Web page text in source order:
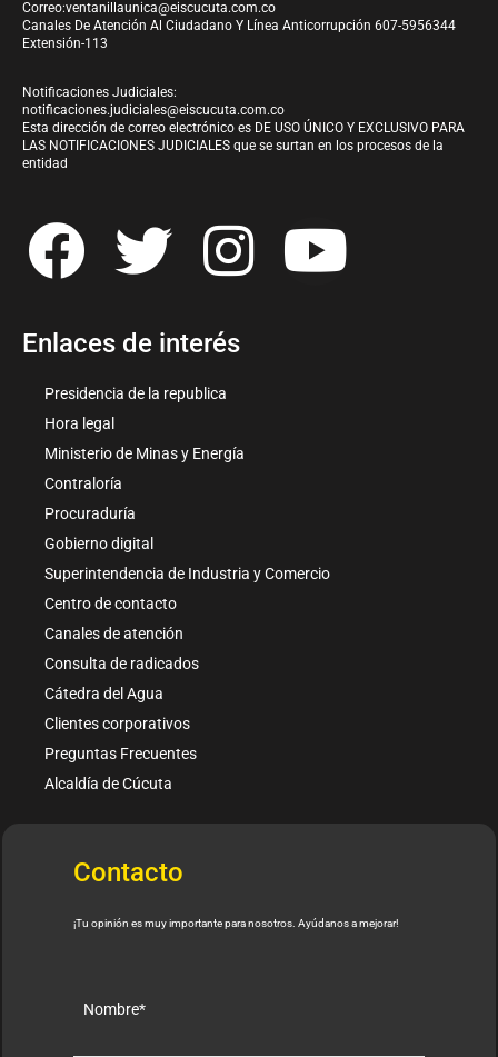
Correo:ventanillaunica@eiscucuta.com.co
Canales De Atención Al Ciudadano Y Línea Anticorrupción 607-5956344
Extensión-113
Notificaciones Judiciales:
notificaciones.judiciales@eiscucuta.com.co
Esta dirección de correo electrónico es DE USO ÚNICO Y EXCLUSIVO PARA
LAS NOTIFICACIONES JUDICIALES que se surtan en los procesos de la
entidad
Enlaces de interés
Presidencia de la republica
Hora legal
Ministerio de Minas y Energía
Contraloría
Procuraduría
Gobierno digital
Superintendencia de Industria y Comercio
Centro de contacto
Canales de atención
Consulta de radicados
Cátedra del Agua
Clientes corporativos
Preguntas Frecuentes
Alcaldía de Cúcuta
Contacto
¡Tu opinión es muy importante para nosotros. Ayúdanos a mejorar!